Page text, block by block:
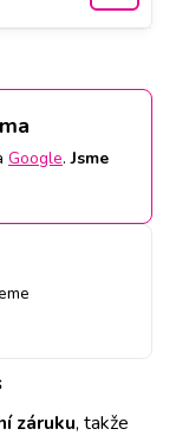
Google.Jsme
záruku, takže